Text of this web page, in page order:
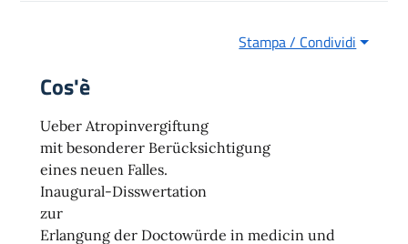
Stampa / Condividi
Cos'è
Ueber Atropinvergiftung
mit besonderer Berücksichtigung
eines neuen Falles.
Inaugural-Disswertation
zur
Erlangung der Doctowürde in medicin und